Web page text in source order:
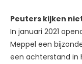
Peuters kijken
In januari 2021
Meppel een
een achterstand in